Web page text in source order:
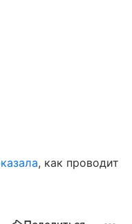
, как проводит